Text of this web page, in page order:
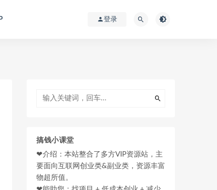
登录
搞钱小课堂
❤介绍：本站整合了多方VIP资源站，主
要面向互联网创业类&副业类，资源丰富
物超所值。